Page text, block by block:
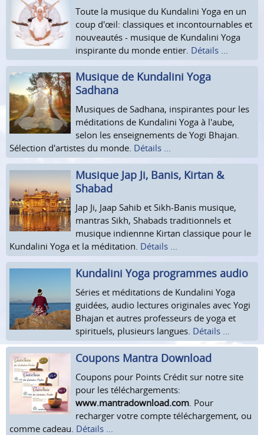
Toute la musique du Kundalini Yoga en un
coup d'œil: classiques et incontournables et
nouveautés - musique de Kundalini Yoga
inspirante du monde entier. Détails ...
Musique de Kundalini Yoga
Sadhana
Musiques de Sadhana, inspirantes pour les
méditations de Kundalini Yoga à l'aube,
selon les enseignements de Yogi Bhajan.
Sélection d'artistes du monde. Détails ...
Musique Jap Ji, Banis, Kirtan &
Shabad
Jap Ji, Jaap Sahib et Sikh-Banis musique,
mantras Sikh, Shabads traditionnels et
musique indiennne Kirtan classique pour le
Kundalini Yoga et la méditation. Détails ...
Kundalini Yoga programmes audio
Séries et méditations de Kundalini Yoga
guidées, audio lectures originales avec Yogi
Bhajan et autres professeurs de yoga et
spirituels, plusieurs langues. Détails ...
Coupons Mantra Download
Coupons pour Points Crédit sur notre site
pour les téléchargements:
www.mantradownload.com . Pour
recharger votre compte téléchargement, ou
comme cadeau. Détails ...